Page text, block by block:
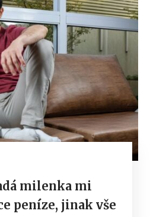
milenka mi
peníze, jinak vše